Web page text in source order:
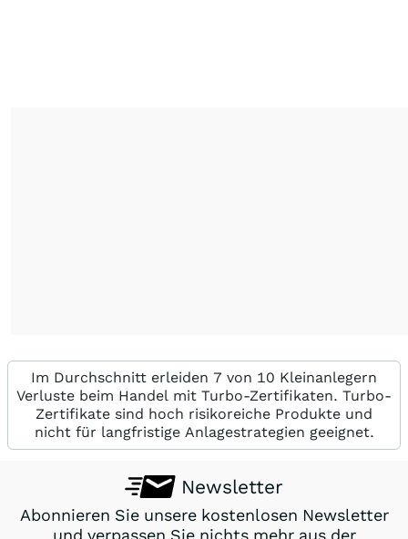
Im Durchschnitt erleiden 7 von 10 Kleinanlegern
Verluste beim Handel mit Turbo-Zertifikaten. Turbo-
Zertifikate sind hoch risikoreiche Produkte und
nicht für langfristige Anlagestrategien geeignet.
Newsletter
Abonnieren Sie unsere kostenlosen Newsletter
und verpassen Sie nichts mehr aus der